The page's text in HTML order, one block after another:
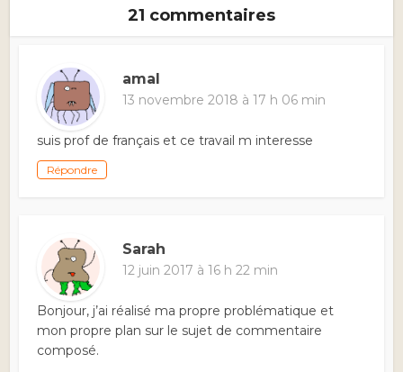
21 commentaires
amal
13 novembre 2018 à 17 h 06 min
suis prof de français et ce travail m interesse
Répondre
Sarah
12 juin 2017 à 16 h 22 min
Bonjour, j’ai réalisé ma propre problématique et
mon propre plan sur le sujet de commentaire
composé.